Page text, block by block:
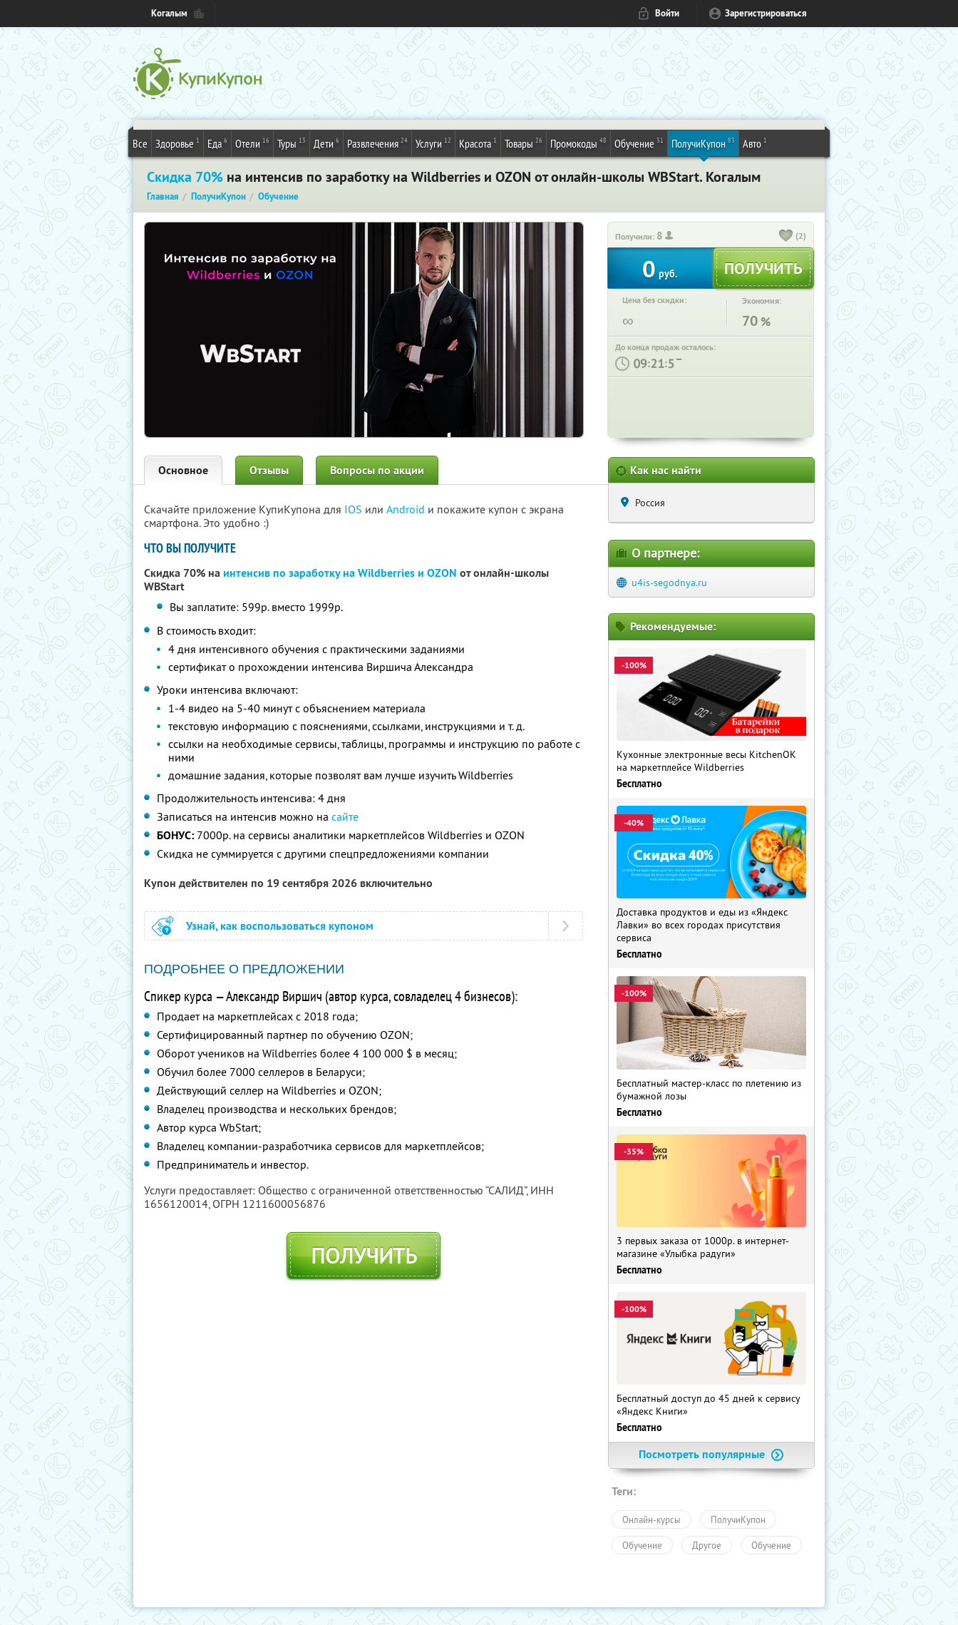
Когалым Войти Зарегистрироваться
Все Здоровье 1 Еда 6 Отели 16 Туры 13 Дети 6 Развлечения 24 Услуги 12 Красота 1 Товары 26 Промокоды 48 Обучение 31 ПолучиКупон 83 Авто 1
Скидка 70% на интенсив по заработку на Wildberries и OZON от онлайн-школы WBStart. Когалым
Главная ПолучиКупон Обучение
Получили: 8 (2)
0 руб.
Цена без скидки:
∞
Экономия:
70 %
До конца продаж осталось:
: :
Основное Отзывы Вопросы по акции
Скачайте приложение КупиКупона для IOS или Android и покажите купон с экрана
смартфона. Это удобно :)
ЧТО ВЫ ПОЛУЧИТЕ
Скидка 70% наинтенсив по заработку на Wildberries и OZON от онлайн-школы
WBStart
Вы заплатите: 599р. вместо 1999р.
В стоимость входит:
4 дня интенсивного обучения с практическими заданиями
сертификат о прохождении интенсива Виршича Александра
Уроки интенсива включают:
1-4 видео на 5-40 минут с объяснением материала
текстовую информацию с пояснениями, ссылками, инструкциями и т. д.
ссылки на необходимые сервисы, таблицы, программы и инструкцию по работе с
ними
домашние задания, которые позволят вам лучше изучить Wildberries
Продолжительность интенсива: 4 дня
Записаться на интенсив можно на сайте
БОНУС: 7000р. на сервисы аналитики маркетплейсов Wildberries и OZON
Скидка не суммируется с другими спецпредложениями компании
Купон действителен по 19 сентября 2026 включительно
Узнай, как воспользоваться купоном
ПОДРОБНЕЕ О ПРЕДЛОЖЕНИИ
Спикер курса — Александр Виршич (автор курса, совладелец 4 бизнесов):
Продает на маркетплейсах с 2018 года;
Сертифицированный партнер по обучению OZON;
Оборот учеников на Wildberries более 4 100 000 $ в месяц;
Обучил более 7000 селлеров в Беларуси;
Действующий селлер на Wildberries и OZON;
Владелец производства и нескольких брендов;
Автор курса WbStart;
Владелец компании-разработчика сервисов для маркетплейсов;
Предприниматель и инвестор.
Услуги предоставляет: Общество с ограниченной ответственностью “САЛИД”, ИНН
1656120014, ОГРН 1211600056876
ПОЛУЧИТЬ
Как нас найти
Россия
О партнере:
u4is-segodnya.ru
Рекомендуемые:
-100%
Кухонные электронные весы KitchenOK
на маркетплейсе Wildberries
Бесплатно
-40%
Доставка продуктов и еды из «Яндекс
Лавки» во всех городах присутствия
сервиса
Бесплатно
-100%
Бесплатный мастер-класс по плетению из
бумажной лозы
Бесплатно
-35%
3 первых заказа от 1000р. в интернет-
магазине «Улыбка радуги»
Бесплатно
-100%
Бесплатный доступ до 45 дней к сервису
«Яндекс Книги»
Бесплатно
Посмотреть популярные
Теги:
Онлайн-курсы ПолучиКупон
Обучение Другое Обучение